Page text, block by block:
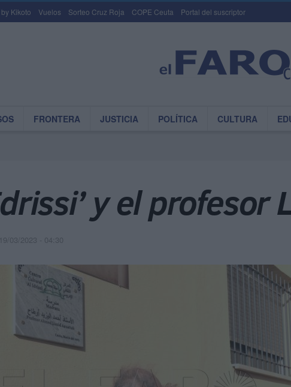
Kikoto Vuelos Sorteo Cruz Roja COPE Ceuta Portal del suscriptor
FRONTERA JUSTICIA POLÍTICA CULTURA
y el profesor
19/03/2023 - 04:30